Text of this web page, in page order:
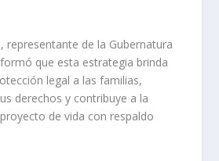
representante de la Gubernatura
que esta estrategia brinda
legal a las familias,
derechos y contribuye a la
de vida con respaldo